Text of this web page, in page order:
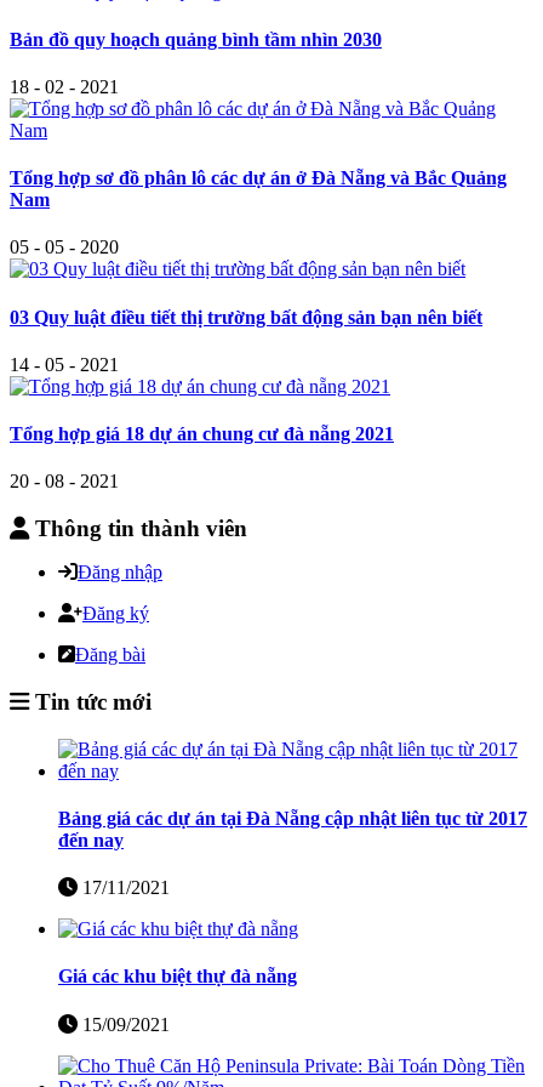
Bản đồ quy hoạch quảng bình tầm nhìn 2030
18 - 02 - 2021
Tổng hợp sơ đồ phân lô các dự án ở Đà Nẵng và Bắc Quảng
Nam
05 - 05 - 2020
03 Quy luật điều tiết thị trường bất động sản bạn nên biết
14 - 05 - 2021
Tổng hợp giá 18 dự án chung cư đà nẵng 2021
20 - 08 - 2021
Thông tin thành viên
Đăng nhập
Đăng ký
Đăng bài
Tin tức mới
Bảng giá các dự án tại Đà Nẵng cập nhật liên tục từ 2017
đến nay
17/11/2021
Giá các khu biệt thự đà nẵng
15/09/2021